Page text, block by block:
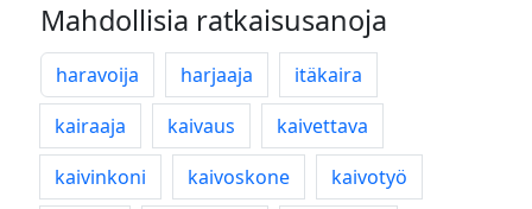
Mahdollisia ratkaisusanoja
haravoija harjaaja
itäkaira
kairaaja
kaivaus
kaivettava
kaivinkoni
kaivoskone
kaivotyö